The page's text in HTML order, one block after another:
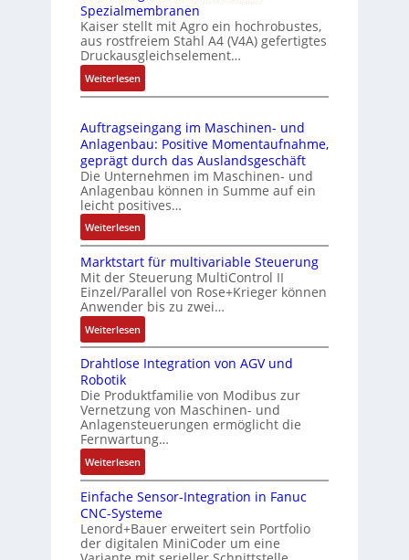
C
l
ä
s
s
s
c
h
f
l
e
x
i
b
e
l
f
ü
r
i
e
A
n
w
e
n
d
u
n
d
u
l
e
b
r
n
e
n
4
G
u
n
d
5
G
a
u
f
e
n
R
a
s
p
b
e
r
r
C
6
2
4
4
3
Z
e
r
t
i
i
e
r
n
g
e
s
t
ä
t
i
g
t
R
e
Spezialmembranen
Kaiser stellt mit Agro ein hochrobustes,
aus rostfreiem Stahl A4 (V4A) gefertigtes
Druckausgleichselement…
Weiterlesen:
D
u
c
k
a
u
s
g
l
e
i
c
h
s
e
m
e
n
t
e
m
i
t
S
Auftragseingang im Maschinen- und
Anlagenbau: Positive Momentaufnahme,
geprägt durch das Auslandsgeschäft
Die Unternehmen im Maschinen- und
Anlagenbau können in Summe auf ein
leicht positives…
Weiterlesen:
A
u
f
t
r
a
g
s
i
n
g
a
n
i
m
M
a
Marktstart für multivariable Steuerung
Mit der Steuerung MultiControl II
Einzel/Parallel von Rose+Krieger können
Anwender bis zu zwei…
Weiterlesen:
M
a
k
t
s
t
a
r
t
f
ü
r
Drahtlose Integration von AGV und
Robotik
Die Produktfamilie von Modibus zur
Vernetzung von Maschinen- und
Anlagensteuerungen ermöglicht die
Fernwartung…
Weiterlesen:
D
r
a
h
t
Einfache Sensor-Integration in Fanuc
CNC-Systeme
Lenord+Bauer erweitert sein Portfolio
der digitalen MiniCoder um eine